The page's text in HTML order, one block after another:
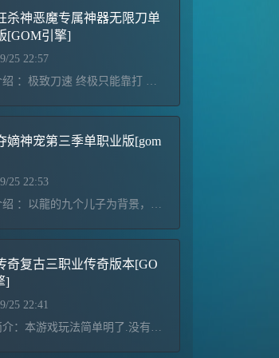
杀神恶魔专属神器无限刀单
[GOM引擎]
25 22:57
游戏介绍 ：极致刀速 终极只能靠打 所有货币全爆 长期耐玩 装备保值三天拿沙 百人沙巴克 只要激情不倒 红包领到手抽筋！！！
嫡神宠第三季单职业版[gom
25 22:53
游戏介绍 ：以龍的九个儿子为背景，结合山海经各种妖魔鬼怪为蓝图展开。版本耐玩，不浮夸，不秒杀关于宠物：宠 物 分 为：青铜----白银----黄金----王者----变异-----超级变异（龍子）----- 超级狂暴（龍王）宠物来源①：游戏里有个人副本，只要等级全免费打，倒计时结束后又可去打，个人BOSS必爆对应的宠物蛋，宠物蛋可以直接开出以上宠物宠物来源②：游戏里所有BOSS都爆“宠物精元”和“龍子精元”集齐一定数量可以合成宠物蛋。至于能孵化出什么宠物，就得看你脸白不白宠物来源③：整数等级的个人BOSS“
奇复古三职业传奇版本[GO
]
25 22:41
游戏简介：本游戏玩法简单明了.没有任何繁琐东西，PK平衡 无秒杀，不变态。经典耐玩！注意事项：禁止使用空白名字,非法字符,发现删号处理,开挂者一经查处直接删号处理！！！本服目前是测试区,10.30号19点准时开区,测试期间充值开区多送10%！本服只有官方网站充值,永久比例1:2 如有发下其他比例,截图找管理举报,奖金5000人民币！！如发现微信充值不了,请联系管理员QQ号:1234567！！盛大小闲正规授权服，秒提现，玩的放心霸屏连体广告~实力运营亳商传奇授权服（火爆新服）每天３万+的霸屏广告宣传《元宝1: